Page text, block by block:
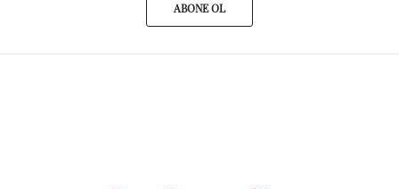
ABONE OL